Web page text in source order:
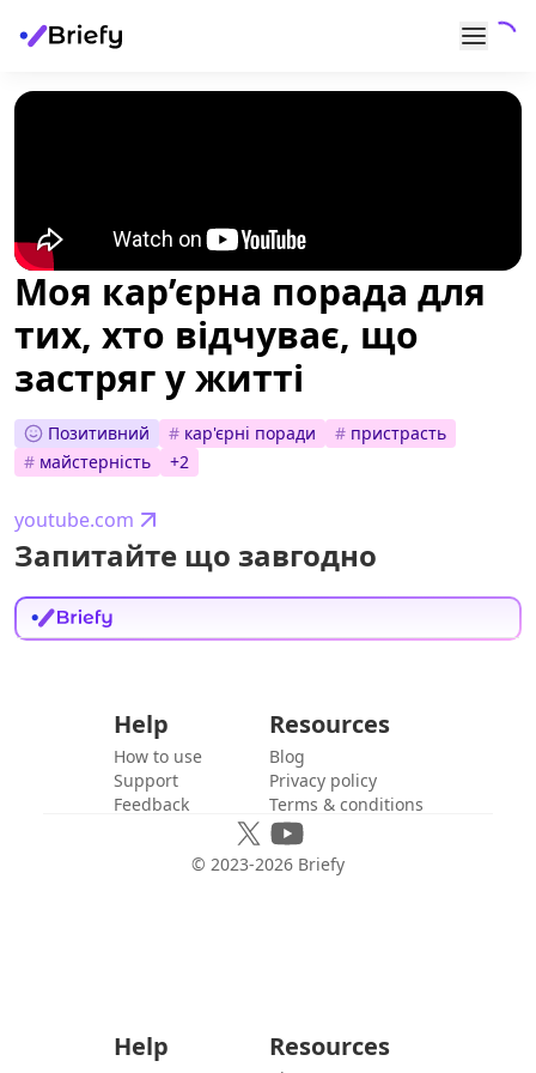
Моя кар’єрна порада для
тих, хто відчуває, що
застряг у житті
Позитивний # кар'єрні поради # пристрасть
# майстерність +2
youtube.com
Запитайте що завгодно
Help
How to use
Support
Feedback
Resources
Blog
Privacy policy
Terms & conditions
© 2023-2026 Briefy
Help Resources